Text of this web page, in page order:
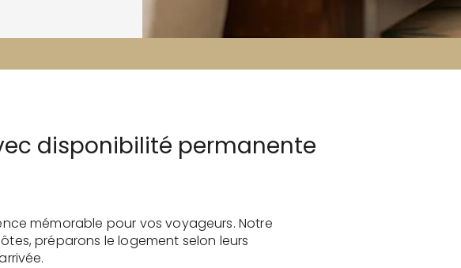
disponibilité permanente
mémorable pour vos voyageurs. Notre
préparons le logement selon leurs